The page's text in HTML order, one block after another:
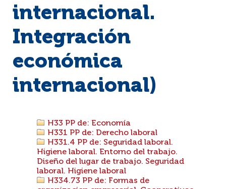
internacional.
Integración
económica
internacional)
H33 PP de: Economía
H331 PP de: Derecho laboral
H331.4 PP de: Seguridad laboral.
Higiene laboral. Entorno del trabajo.
Diseño del lugar de trabajo. Seguridad
laboral. Higiene laboral
H334.73 PP de: Formas de